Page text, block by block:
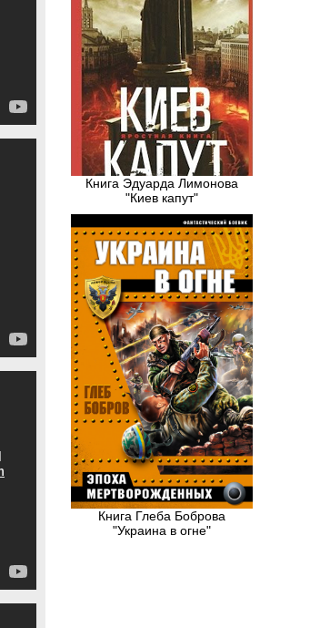
Книга Эдуарда Лимонова
"Киев капут"
Книга Глеба Боброва
"Украина в огне"